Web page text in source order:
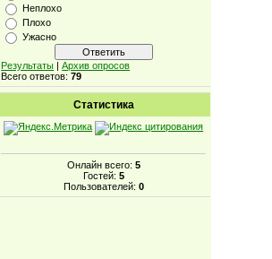
Неплохо
Плохо
Ужасно
Результаты |Архив опросов
Всего ответов:79
Статистика
Онлайн всего: 5
Гостей: 5
Пользователей: 0